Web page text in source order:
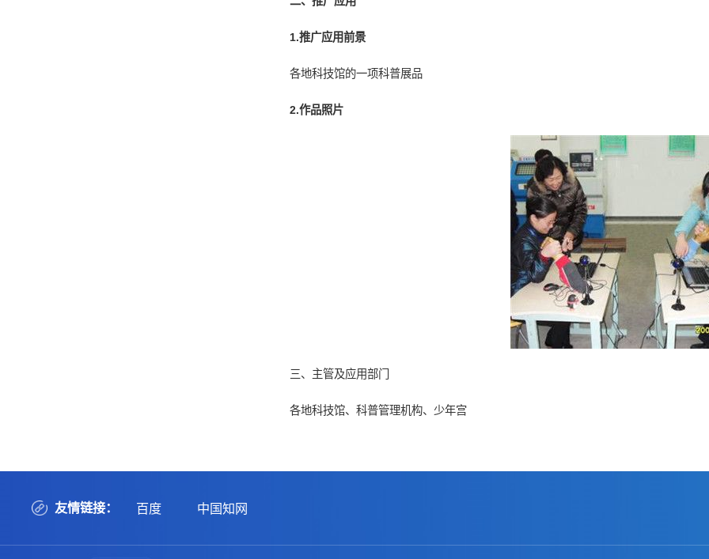
1.推广应用前景
各地科技馆的一项科普展品
2.作品照片
三、主管及应用部门
各地科技馆、科普管理机构、少年宫
友情链接： 百度 中国知网